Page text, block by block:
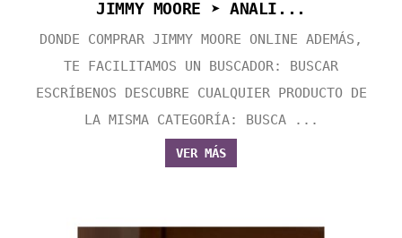
JIMMY MOORE ➤ ANALI...
DONDE COMPRAR JIMMY MOORE ONLINE ADEMÁS,
TE FACILITAMOS UN BUSCADOR: BUSCAR
ESCRÍBENOS DESCUBRE CUALQUIER PRODUCTO DE
LA MISMA CATEGORÍA: BUSCA ...
VER MÁS